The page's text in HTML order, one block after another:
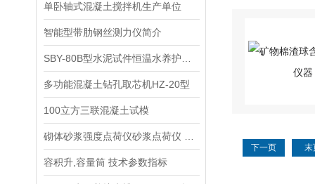
单卧轴式混凝土搅拌机生产单位
智能型带肋钢丝测力仪简介
多功能混凝土钻孔取芯机HZ-20型
100立方三联混凝土试模
容积升,容量筒 技术参数指标
下一页 末